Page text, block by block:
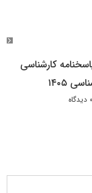
کارشناسی
۱۴۰۵
۰ دیدگاه